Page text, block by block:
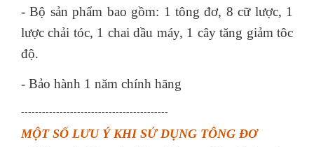
- Bộ sản phẩm bao gồm: 1 tông đơ, 8 cữ lược, 1
lược chải tóc, 1 chai dầu máy, 1 cây tăng giảm tôc
độ.
- Bảo hành 1 năm chính hãng
------------------------------------------
MỘT SỐ LƯU Ý KHI SỬ DỤNG TÔNG ĐƠ